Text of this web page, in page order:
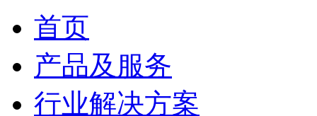
首页
产品及服务
行业解决方案